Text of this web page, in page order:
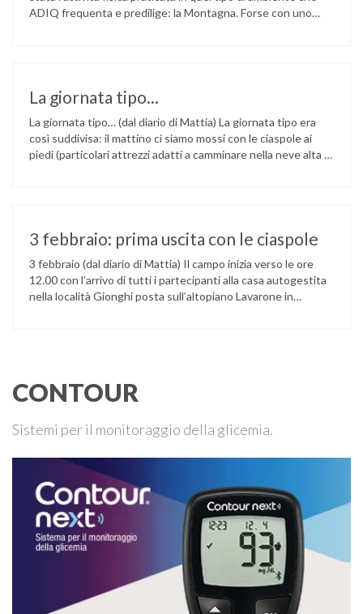
ADIQ frequenta e predilige: la Montagna. Forse con uno
La giornata tipo...
La giornata tipo… (dal diario di Mattia) La giornata tipo era
così suddivisa: il mattino ci siamo mossi con le ciaspole ai
piedi (particolari attrezzi adatti a camminare nella neve alta e
3 febbraio: prima uscita con le ciaspole
3 febbraio (dal diario di Mattia) Il campo inizia verso le ore
12.00 con l’arrivo di tutti i partecipanti alla casa autogestita
nella località Gionghi posta sull’altopiano Lavarone in
CONTOUR
Sistemi per il monitoraggio della glicemia.